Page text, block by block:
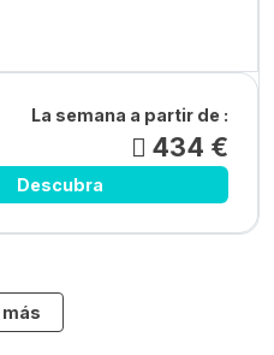
La semana a partir de :
434 €
Descubra